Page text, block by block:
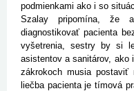
podmienkami ako i so
Szalay pripomína, že
diagnostikovať pacienta
vyšetrenia, sestry by si
asistentov a sanitárov,
zákrokoch musia postaviť
liečba pacienta je tímová